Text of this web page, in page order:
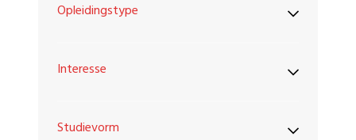
Opleidingstype
Interesse
Studievorm